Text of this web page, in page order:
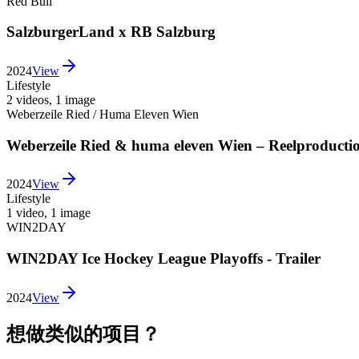
SalzburgerLand x RB Salzburg
2024View
Lifestyle
2 videos, 1 image
Weberzeile Ried / Huma Eleven Wien
Weberzeile Ried & huma eleven Wien –
2024View
Lifestyle
1 video, 1 image
WIN2DAY
WIN2DAY Ice Hockey League Playoffs - Trailer
2024View
想做类似的项目？